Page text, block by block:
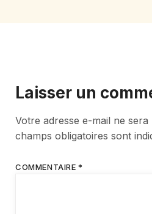
Laisser un
Votre adresse e-mail ne sera
champs obligatoires sont
COMMENTAIRE*